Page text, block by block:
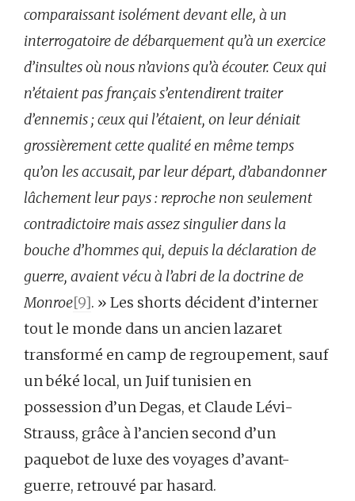
comparaissant isolément devant elle, à un
interrogatoire de débarquement qu’à un exercice
d’insultes où nous n’avions qu’à écouter. Ceux qui
n’étaient pas français s’entendirent traiter
d’ennemis ; ceux qui l’étaient, on leur déniait
grossièrement cette qualité en même temps
qu’on les accusait, par leur départ, d’abandonner
lâchement leur pays : reproche non seulement
contradictoire mais assez singulier dans la
bouche d’hommes qui, depuis la déclaration de
guerre, avaient vécu à l’abri de la doctrine de
Monroe[9]. » Les shorts décident d’interner
tout le monde dans un ancien lazaret
transformé en camp de regroupement, sauf
un béké local, un Juif tunisien en
possession d’un Degas, et Claude Lévi-
Strauss, grâce à l’ancien second d’un
paquebot de luxe des voyages d’avant-
guerre, retrouvé par hasard.